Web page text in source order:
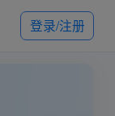
登录/注册